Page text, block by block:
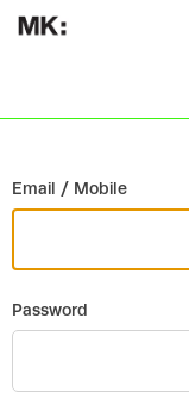
Email / Mobile
Password